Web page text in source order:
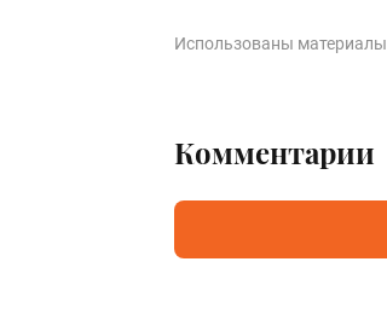
Использованы материалы
Комментарии